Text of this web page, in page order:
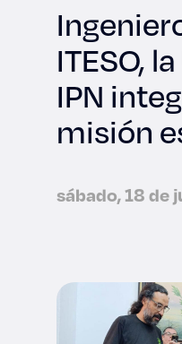
ITESO,
IPN
misión
sábado, 18 de